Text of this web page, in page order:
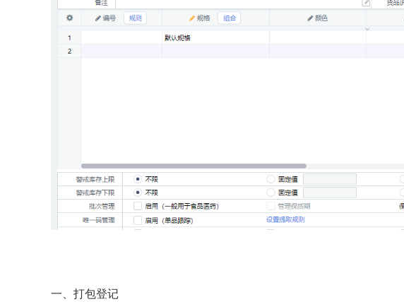
一、打包登记